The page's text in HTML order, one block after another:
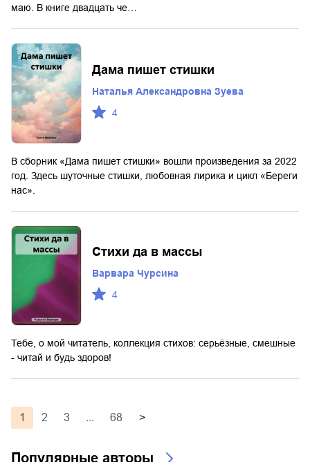
маю. В книге двадцать че…
Дама пишет стишки
Наталья Александровна Зуева
4
В сборник «Дама пишет стишки» вошли произведения за 2022
год. Здесь шуточные стишки, любовная лирика и цикл «Береги
нас».
Стихи да в массы
Варвара Чурсина
4
Тебе, о мой читатель, коллекция стихов: серьёзные, смешные
- читай и будь здоров!
1 2 3 68 >
Популярные авторы